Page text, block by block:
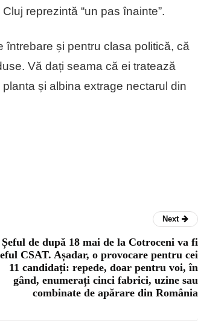
reprezintă “un pas înainte”.
întrebare și pentru clasa politică, că
Vă dați seama că ei tratează
și albina extrage nectarul din
Next
Șeful de după 18 mai de la Cotroceni va fi
CSAT. Așadar, o provocare pentru cei
11 candidați: repede, doar pentru voi, în
gând, enumerați cinci fabrici, uzine sau
combinate de apărare din România